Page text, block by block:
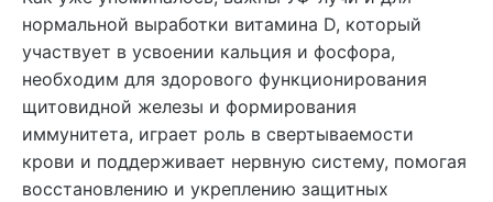
нормальной выработки витамина D, который
участвует в усвоении кальция и фосфора,
необходим для здорового функционирования
щитовидной железы и формирования
иммунитета, играет роль в свертываемости
крови и поддерживает нервную систему, помогая
восстановлению и укреплению защитных